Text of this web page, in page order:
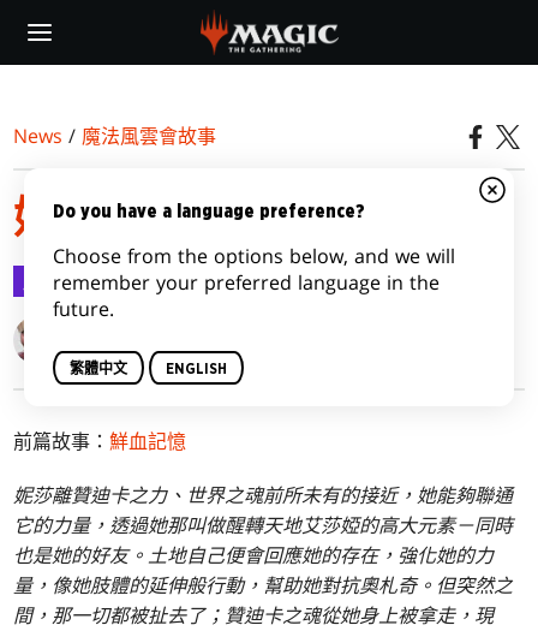
main
News / 魔法風雲會故事
妮莎的探索
魔法風雲會故事 2024-05-15
前篇故事：鮮血記憶
妮莎離贊迪卡之力、世界之魂前所未有的接近，她能夠聯通
它的力量，透過她那叫做醒轉天地艾莎婭的高大元素－同時
也是她的好友。土地自己便會回應她的存在，強化她的力
量，像她肢體的延伸般行動，幫助她對抗奧札奇。但突然之
間，那一切都被扯去了；贊迪卡之魂從她身上被拿走，現
Do you have a language preference?
Choose from the options below, and we will
remember your preferred language in the
future.
繁體中文 ENGLISH